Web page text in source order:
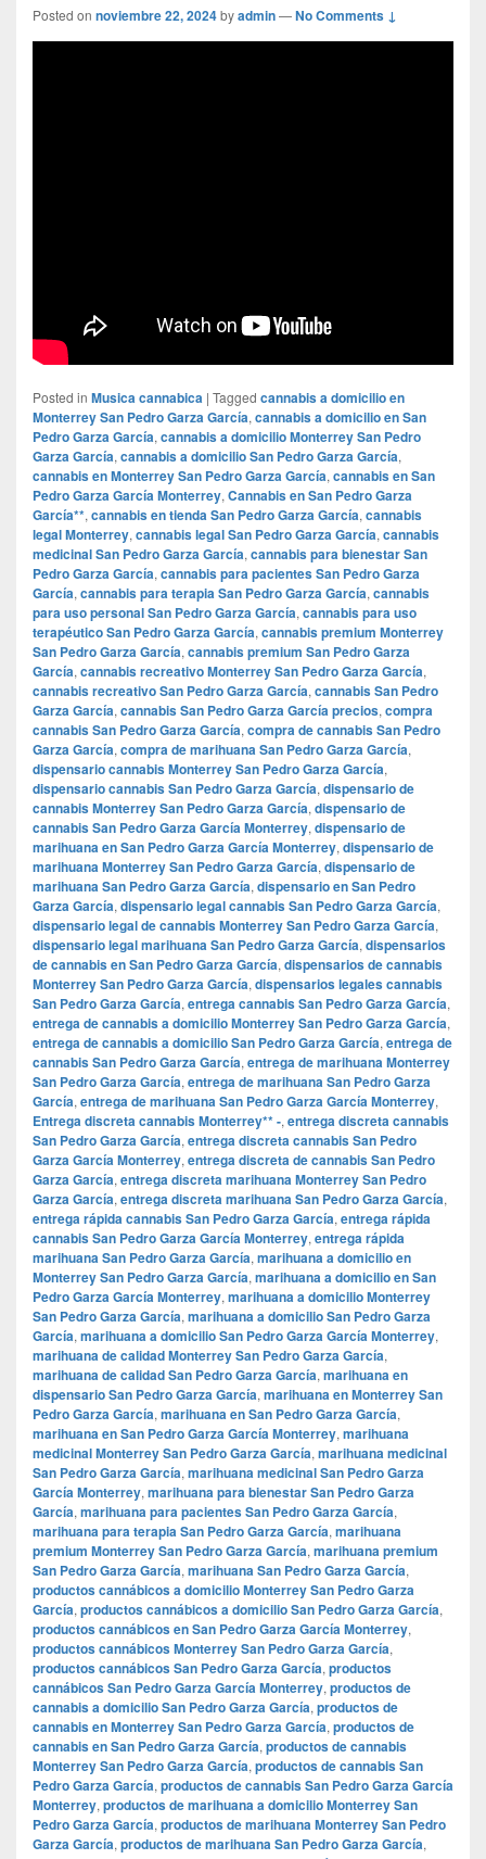
Posted on noviembre 22, 2024byadmin—No Comments ↓
Posted in Musica cannabica | Tagged cannabis a domicilio en
Monterrey San Pedro Garza García, cannabis a domicilio en San
Pedro Garza García, cannabis a domicilio Monterrey San Pedro
Garza García, cannabis a domicilio San Pedro Garza García,
cannabis en Monterrey San Pedro Garza García, cannabis en San
Pedro Garza García Monterrey, Cannabis en San Pedro Garza
García**, cannabis en tienda San Pedro Garza García, cannabis
legal Monterrey, cannabis legal San Pedro Garza García, cannabis
medicinal San Pedro Garza García, cannabis para bienestar San
Pedro Garza García, cannabis para pacientes San Pedro Garza
García, cannabis para terapia San Pedro Garza García, cannabis
para uso personal San Pedro Garza García, cannabis para uso
terapéutico San Pedro Garza García, cannabis premium Monterrey
San Pedro Garza García, cannabis premium San Pedro Garza
García, cannabis recreativo Monterrey San Pedro Garza García,
cannabis recreativo San Pedro Garza García, cannabis San Pedro
Garza García, cannabis San Pedro Garza García precios, compra
cannabis San Pedro Garza García, compra de cannabis San Pedro
Garza García, compra de marihuana San Pedro Garza García,
dispensario cannabis Monterrey San Pedro Garza García,
dispensario cannabis San Pedro Garza García, dispensario de
cannabis Monterrey San Pedro Garza García, dispensario de
cannabis San Pedro Garza García Monterrey, dispensario de
marihuana en San Pedro Garza García Monterrey, dispensario de
marihuana Monterrey San Pedro Garza García, dispensario de
marihuana San Pedro Garza García, dispensario en San Pedro
Garza García, dispensario legal cannabis San Pedro Garza García,
dispensario legal de cannabis Monterrey San Pedro Garza García,
dispensario legal marihuana San Pedro Garza García, dispensarios
de cannabis en San Pedro Garza García, dispensarios de cannabis
Monterrey San Pedro Garza García, dispensarios legales cannabis
San Pedro Garza García, entrega cannabis San Pedro Garza García,
entrega de cannabis a domicilio Monterrey San Pedro Garza García,
entrega de cannabis a domicilio San Pedro Garza García, entrega de
cannabis San Pedro Garza García, entrega de marihuana Monterrey
San Pedro Garza García, entrega de marihuana San Pedro Garza
García, entrega de marihuana San Pedro Garza García Monterrey,
Entrega discreta cannabis Monterrey** -, entrega discreta cannabis
San Pedro Garza García, entrega discreta cannabis San Pedro
Garza García Monterrey, entrega discreta de cannabis San Pedro
Garza García, entrega discreta marihuana Monterrey San Pedro
Garza García, entrega discreta marihuana San Pedro Garza García,
entrega rápida cannabis San Pedro Garza García, entrega rápida
cannabis San Pedro Garza García Monterrey, entrega rápida
marihuana San Pedro Garza García, marihuana a domicilio en
Monterrey San Pedro Garza García, marihuana a domicilio en San
Pedro Garza García Monterrey, marihuana a domicilio Monterrey
San Pedro Garza García, marihuana a domicilio San Pedro Garza
García, marihuana a domicilio San Pedro Garza García Monterrey,
marihuana de calidad Monterrey San Pedro Garza García,
marihuana de calidad San Pedro Garza García, marihuana en
dispensario San Pedro Garza García, marihuana en Monterrey San
Pedro Garza García, marihuana en San Pedro Garza García,
marihuana en San Pedro Garza García Monterrey, marihuana
medicinal Monterrey San Pedro Garza García, marihuana medicinal
San Pedro Garza García, marihuana medicinal San Pedro Garza
García Monterrey, marihuana para bienestar San Pedro Garza
García, marihuana para pacientes San Pedro Garza García,
marihuana para terapia San Pedro Garza García, marihuana
premium Monterrey San Pedro Garza García, marihuana premium
San Pedro Garza García, marihuana San Pedro Garza García,
productos cannábicos a domicilio Monterrey San Pedro Garza
García, productos cannábicos a domicilio San Pedro Garza García,
productos cannábicos en San Pedro Garza García Monterrey,
productos cannábicos Monterrey San Pedro Garza García,
productos cannábicos San Pedro Garza García, productos
cannábicos San Pedro Garza García Monterrey, productos de
cannabis a domicilio San Pedro Garza García, productos de
cannabis en Monterrey San Pedro Garza García, productos de
cannabis en San Pedro Garza García, productos de cannabis
Monterrey San Pedro Garza García, productos de cannabis San
Pedro Garza García, productos de cannabis San Pedro Garza García
Monterrey, productos de marihuana a domicilio Monterrey San
Pedro Garza García, productos de marihuana Monterrey San Pedro
Garza García, productos de marihuana San Pedro Garza García,